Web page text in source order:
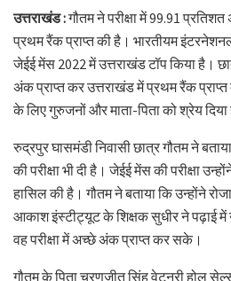
उत्तराखंड :गौतम ने परीक्षा में 99.91
प्रथम रैंक प्राप्त की है। भारतीयम
जेईई मेंस 2022 में उत्तराखंड टॉप किया है।
अंक प्राप्त कर उत्तराखंड में प्रथम रैंक
के लिए गुरुजनों और माता-पिता को श्रेय दिया
रुद्रपुर घासमंडी निवासी छात्र गौतम ने
की परीक्षा भी दी है। जेईई मेंस की परीक्षा
हासिल की है। गौतम ने बताया कि उन्होंने
आकाश इंस्टीट्यूट के शिक्षक सुधीर ने पढ़ाई
वह परीक्षा में अच्छे अंक प्राप्त कर सके।
गौतम के पिता चरणजीत सिंह वेटनरी होल